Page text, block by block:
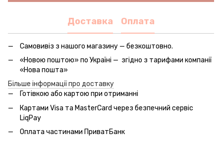
Доставка Оплата
Самовивіз з нашого магазину — безкоштовно.
«Новою поштою» по Україні — згідно з тарифами компанії
«Нова пошта»
Більше інформації про доставку
Готівкою або картою при отриманні
Картами Visa та MasterCard через безпечний сервic
LiqPay
Оплата частинами ПриватБанк